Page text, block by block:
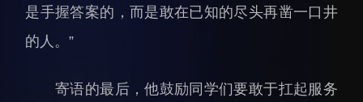
档案频道
先进视界
是手握答案的，而是敢在已知的尽头再凿一口井
的人。”
寄语的最后，他鼓励同学们要敢于扛起服务